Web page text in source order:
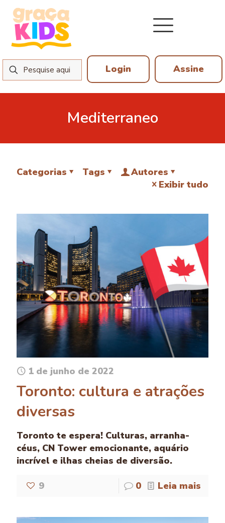
Login Assine
Mediterraneo
Categorias Tags
Autores
Exibir tudo
1 de junho de 2022
Toronto: cultura e atrações
diversas
Toronto te espera! Culturas, arranha-
céus, CN Tower emocionante, aquário
incrível e ilhas cheias de diversão.
9 0 Leia mais